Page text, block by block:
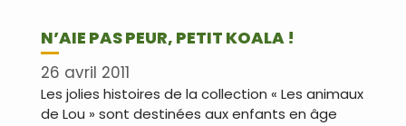
N’AIE PAS PEUR, PETIT KOALA !
26 avril 2011
Les jolies histoires de la collection « Les animaux
de Lou » sont destinées aux enfants en âge